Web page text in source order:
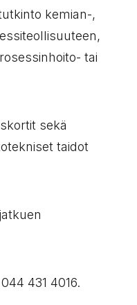
kemian-,
tai
sekä
taidot
431 4016.